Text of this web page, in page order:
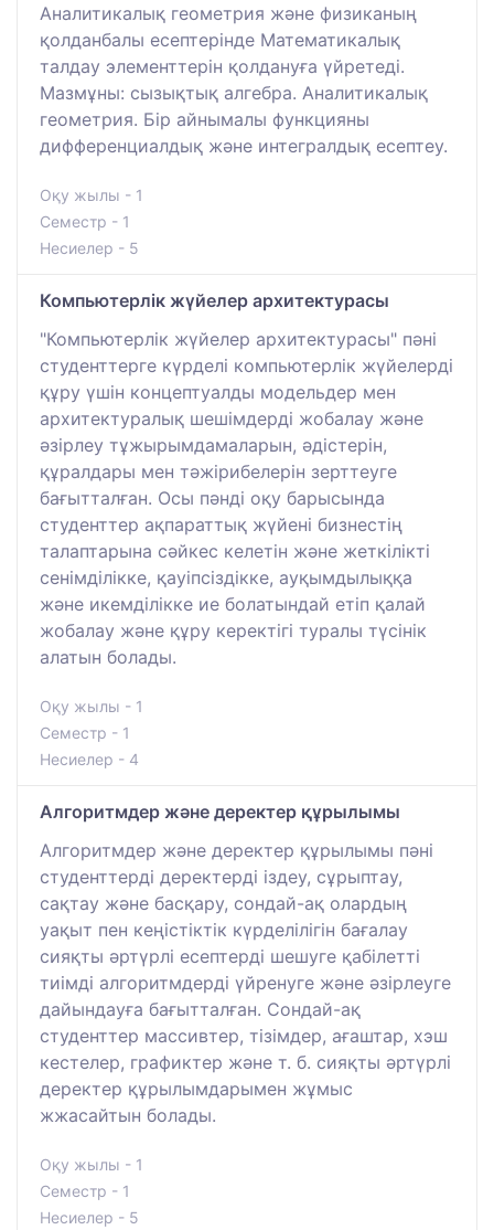
Аналитикалық геометрия және физиканың
қолданбалы есептерінде Математикалық
талдау элементтерін қолдануға үйретеді.
Мазмұны: сызықтық алгебра. Аналитикалық
геометрия. Бір айнымалы функцияны
дифференциалдық және интегралдық есептеу.
Оқу жылы - 1
Семестр - 1
Несиелер - 5
Компьютерлік жүйелер архитектурасы
"Компьютерлік жүйелер архитектурасы" пәні
студенттерге күрделі компьютерлік жүйелерді
құру үшін концептуалды модельдер мен
архитектуралық шешімдерді жобалау және
әзірлеу тұжырымдамаларын, әдістерін,
құралдары мен тәжірибелерін зерттеуге
бағытталған. Осы пәнді оқу барысында
студенттер ақпараттық жүйені бизнестің
талаптарына сәйкес келетін және жеткілікті
сенімділікке, қауіпсіздікке, ауқымдылыққа
және икемділікке ие болатындай етіп қалай
жобалау және құру керектігі туралы түсінік
алатын болады.
Оқу жылы - 1
Семестр - 1
Несиелер - 4
Алгоритмдер және деректер құрылымы
Алгоритмдер және деректер құрылымы пәні
студенттерді деректерді іздеу, сұрыптау,
сақтау және басқару, сондай-ақ олардың
уақыт пен кеңістіктік күрделілігін бағалау
сияқты әртүрлі есептерді шешуге қабілетті
тиімді алгоритмдерді үйренуге және әзірлеуге
дайындауға бағытталған. Сондай-ақ
студенттер массивтер, тізімдер, ағаштар, хэш
кестелер, графиктер және т. б. сияқты әртүрлі
деректер құрылымдарымен жұмыс
жжасайтын болады.
Оқу жылы - 1
Семестр - 1
Несиелер - 5